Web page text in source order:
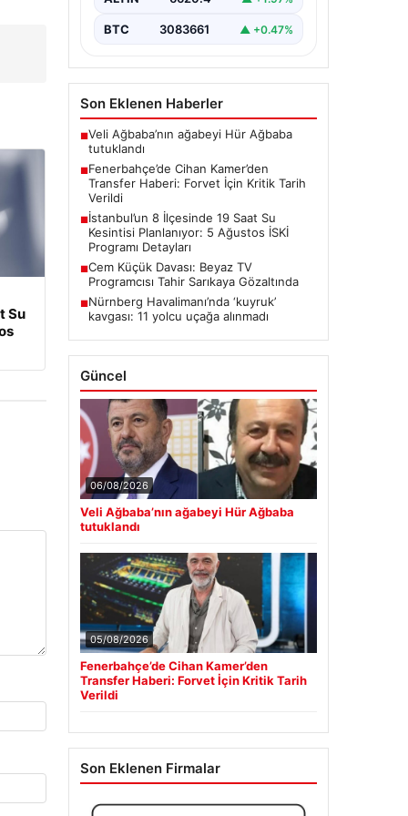
Su
onarım çalışmaları kapsamında…
BTC 3083661 ▲ +0.47%
Son Eklenen Haberler
■Veli Ağbaba’nın ağabeyi Hür Ağbaba
tutuklandı
■Fenerbahçe’de Cihan Kamer’den
Transfer Haberi: Forvet İçin Kritik Tarih
Verildi
■İstanbul’un 8 İlçesinde 19 Saat Su
Kesintisi Planlanıyor: 5 Ağustos İSKİ
Programı Detayları
■Cem Küçük Davası: Beyaz TV
Programcısı Tahir Sarıkaya Gözaltında
■Nürnberg Havalimanı’nda ‘kuyruk’
kavgası: 11 yolcu uçağa alınmadı
Güncel
06/08/2026
Veli Ağbaba’nın ağabeyi Hür Ağbaba
tutuklandı
05/08/2026
Fenerbahçe’de Cihan Kamer’den
Transfer Haberi: Forvet İçin Kritik Tarih
Verildi
Son Eklenen Firmalar